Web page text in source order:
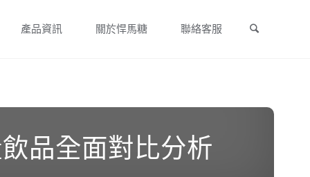
產品資訊 關於悍馬糖 聯絡客服
品全面對比分析